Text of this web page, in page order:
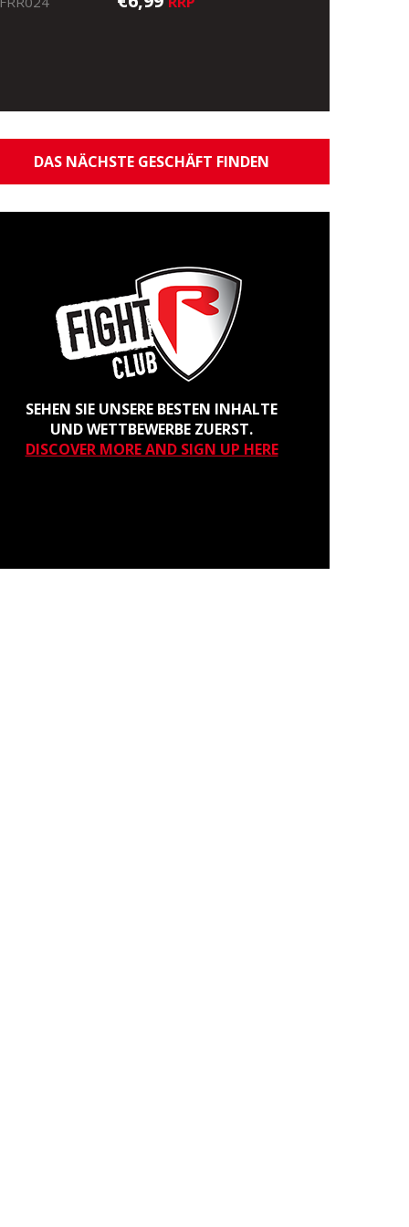
DAS NÄCHSTE GESCHÄFT FINDEN
SEHEN SIE UNSERE BESTEN INHALTE
UND WETTBEWERBE ZUERST.
DISCOVER MORE AND SIGN UP HERE